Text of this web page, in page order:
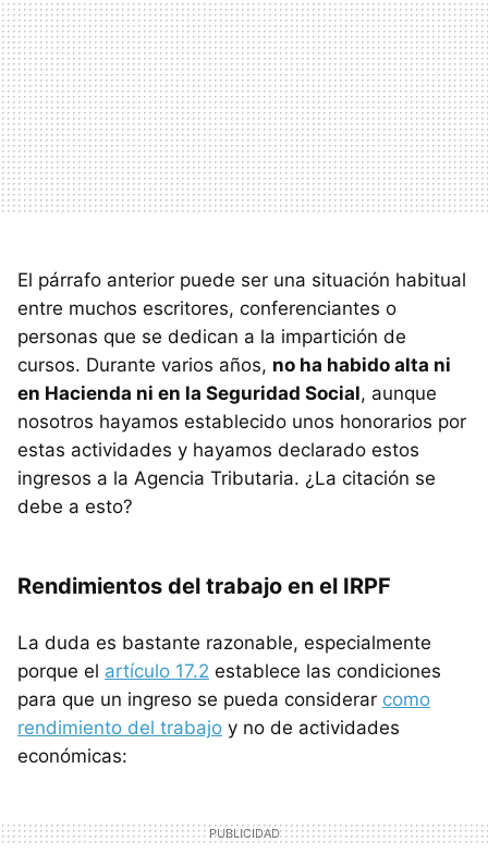
El párrafo anterior puede ser una situación habitual
entre muchos escritores, conferenciantes o
personas que se dedican a la impartición de
cursos. Durante varios años, no ha habido alta ni
en Hacienda ni en la Seguridad Social, aunque
nosotros hayamos establecido unos honorarios por
estas actividades y hayamos declarado estos
ingresos a la Agencia Tributaria. ¿La citación se
debe a esto?
Rendimientos del trabajo en el IRPF
La duda es bastante razonable, especialmente
porque el artículo 17.2 establece las condiciones
para que un ingreso se pueda considerar como
rendimiento del trabajo y no de actividades
económicas: